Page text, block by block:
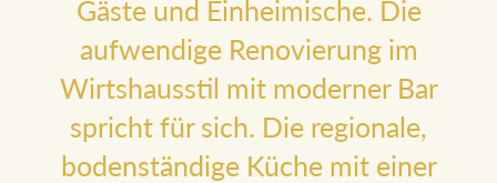
Gäste und Einheimische. Die
aufwendige Renovierung im
Wirtshausstil mit moderner Bar
spricht für sich. Die regionale,
bodenständige Küche mit einer